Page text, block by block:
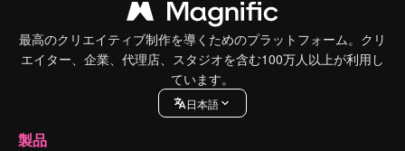
最高のクリエイティブ制作を導くためのプラットフォーム。クリ
エイター、企業、代理店、スタジオを含む100万人以上が利用し
ています。
日本語
製品